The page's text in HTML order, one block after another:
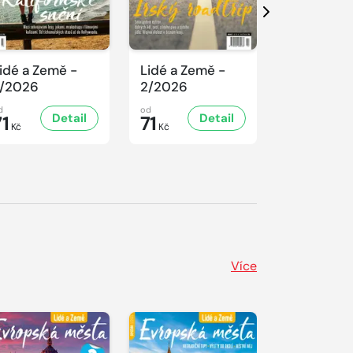
a Země -
2026
Kč
Detail
Lidé a Země -
2/2026
od
71 Kč
Detail
Další
Více